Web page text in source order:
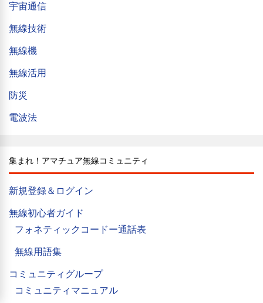
宇宙通信
無線技術
無線機
無線活用
防災
電波法
集まれ！アマチュア無線コミュニティ
新規登録＆ログイン
無線初心者ガイド
フォネティックコードー通話表
無線用語集
コミュニティグループ
コミュニティマニュアル